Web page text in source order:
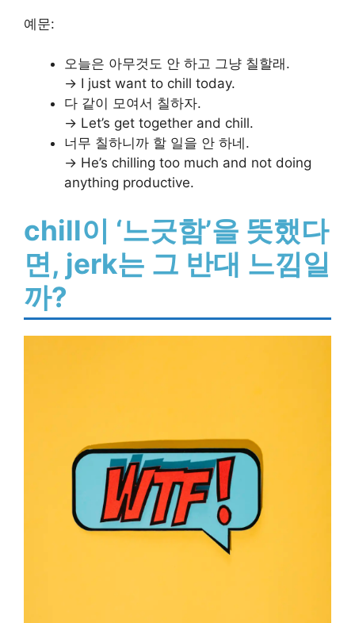
예문:
오늘은 아무것도 안 하고 그냥 칠할래.
→ I just want to chill today.
다 같이 모여서 칠하자.
→ Let’s get together and chill.
너무 칠하니까 할 일을 안 하네.
→ He’s chilling too much and not doing
anything productive.
chill이 ‘느긋함’을 뜻했다
면, jerk는 그 반대 느낌일
까?